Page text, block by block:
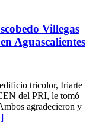
Villegas
Aguascalientes
tricolor, Iriarte
del PRI, le tomó
agradecieron y